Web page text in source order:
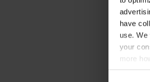
have
use.
your
more